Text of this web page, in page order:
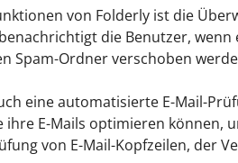
von Folderly ist die
die Benutzer,
Spam-Ordner verschoben
eine automatisierte E-Mail-
ihre E-Mails optimieren
von E-Mail-Kopfzeilen, der